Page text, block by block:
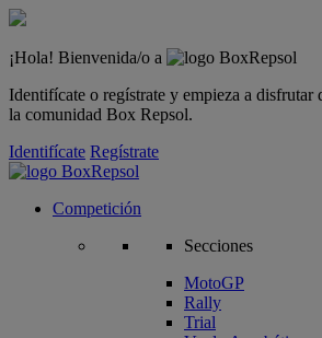
¡Hola! Bienvenida/o a
Identifícate o regístrate y empieza a disfrutar
la comunidad Box Repsol.
Identifícate Regístrate
Competición
Secciones
MotoGP
Rally
Trial